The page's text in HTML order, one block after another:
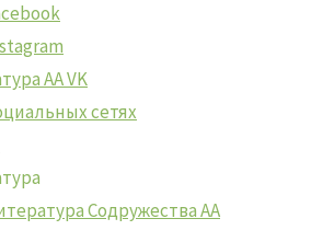
АА VK
сетях
Содружества АА